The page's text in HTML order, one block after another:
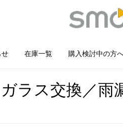
せ 在庫一覧 購入検討中の方
ラス交換／雨